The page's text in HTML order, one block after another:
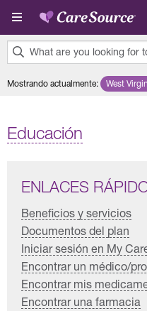
Pasar al contenido principal
What are you looking for
results
Mostrando actualmente: West
Educación
ENLACES
Beneficios y servicios
Documentos del plan
Iniciar sesión en My
Encontrar un médico/
Encontrar mis
Encontrar una farmacia